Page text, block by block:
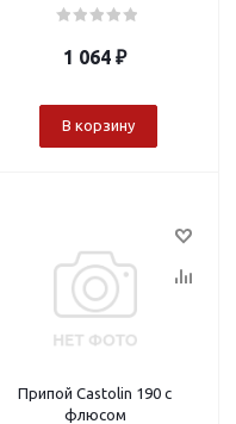
1 064 ₽
В корзину
Припой Castolin 190 с
флюсом